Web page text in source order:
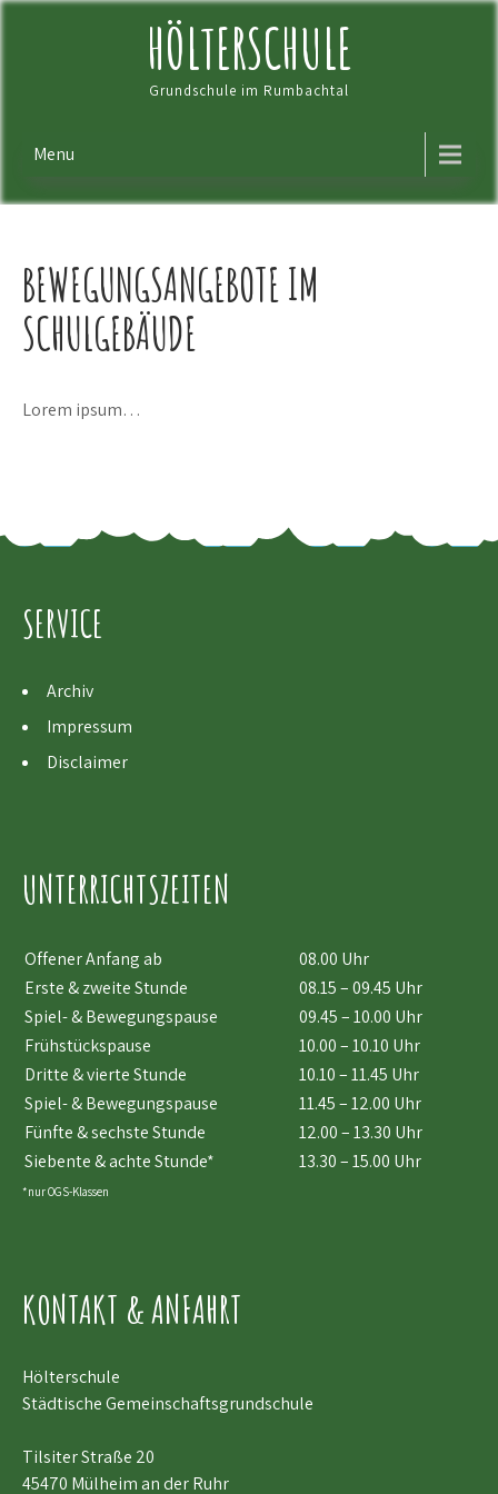
Skip
HÖLTERSCHULE
Grundschule im Rumbachtal
Menu
BEWEGUNGSANGEBOTE IM
SCHULGEBÄUDE
Lorem ipsum…
SERVICE
Archiv
Impressum
Disclaimer
UNTERRICHTSZEITEN
Offener Anfang ab
08.00 Uhr
Erste & zweite Stunde
08.15 – 09.45 Uhr
Spiel- & Bewegungspause
09.45 – 10.00 Uhr
Frühstückspause
10.00 – 10.10 Uhr
Dritte & vierte Stunde
10.10 – 11.45 Uhr
Spiel- & Bewegungspause
11.45 – 12.00 Uhr
Fünfte & sechste Stunde
12.00 – 13.30 Uhr
Siebente & achte Stunde*
13.30 – 15.00 Uhr
*nur OGS-Klassen
KONTAKT & ANFAHRT
Hölterschule
Städtische Gemeinschaftsgrundschule
Tilsiter Straße 20
45470 Mülheim an der Ruhr